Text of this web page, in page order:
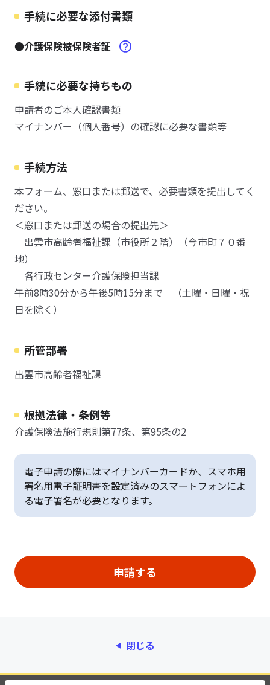
手続に必要な添付書類
●介護保険被保険者証
手続に必要な持ちもの
申請者のご本人確認書類
マイナンバー（個人番号）の確認に必要な書類等
手続方法
本フォーム、窓口または郵送で、必要書類を提出してく
ださい。
＜窓口または郵送の場合の提出先＞
出雲市高齢者福祉課（市役所２階）（今市町７０番
地）
各行政センター介護保険担当課
午前8時30分から午後5時15分まで （土曜・日曜・祝
日を除く）
所管部署
出雲市高齢者福祉課
根拠法律・条例等
介護保険法施行規則第77条、第95条の2
電子申請の際にはマイナンバーカードか、スマホ用
署名用電子証明書を設定済みのスマートフォンによ
る電子署名が必要となります。
閉じる